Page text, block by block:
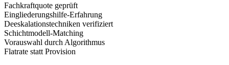
Fachkraftquote geprüft
Eingliederungshilfe-Erfahrung
Deeskalationstechniken verifiziert
Schichtmodell-Matching
Vorauswahl durch Algorithmus
Flatrate statt Provision